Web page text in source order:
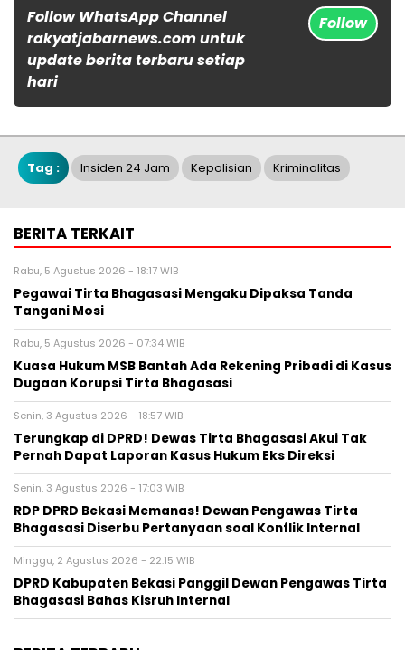
Follow WhatsApp Channel
rakyatjabarnews.com untuk
update berita terbaru setiap
hari
Follow
Tag : Insiden 24 Jam Kepolisian Kriminalitas
BERITA TERKAIT
Rabu, 5 Agustus 2026 - 18:17 WIB
Pegawai Tirta Bhagasasi Mengaku Dipaksa Tanda
Tangani Mosi
Rabu, 5 Agustus 2026 - 07:34 WIB
Kuasa Hukum MSB Bantah Ada Rekening Pribadi di Kasus
Dugaan Korupsi Tirta Bhagasasi
Senin, 3 Agustus 2026 - 18:57 WIB
Terungkap di DPRD! Dewas Tirta Bhagasasi Akui Tak
Pernah Dapat Laporan Kasus Hukum Eks Direksi
Senin, 3 Agustus 2026 - 17:03 WIB
RDP DPRD Bekasi Memanas! Dewan Pengawas Tirta
Bhagasasi Diserbu Pertanyaan soal Konflik Internal
Minggu, 2 Agustus 2026 - 22:15 WIB
DPRD Kabupaten Bekasi Panggil Dewan Pengawas Tirta
Bhagasasi Bahas Kisruh Internal